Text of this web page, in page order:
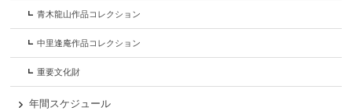
青木龍山作品コレクション
中里逢庵作品コレクション
重要文化財
年間スケジュール